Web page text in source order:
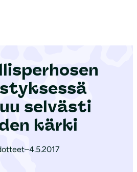
selvästi
kärki
–4.5.2017